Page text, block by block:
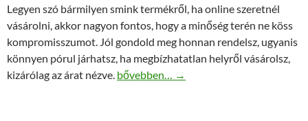
Legyen szó bármilyen smink termékről, ha online szeretnél
vásárolni, akkor nagyon fontos, hogy a minőség terén ne köss
kompromisszumot. Jól gondold meg honnan rendelsz, ugyanis
könnyen pórul járhatsz, ha megbízhatatlan helyről vásárolsz,
kizárólag az árat nézve. Professzionális smink termékek a
bővebben… →